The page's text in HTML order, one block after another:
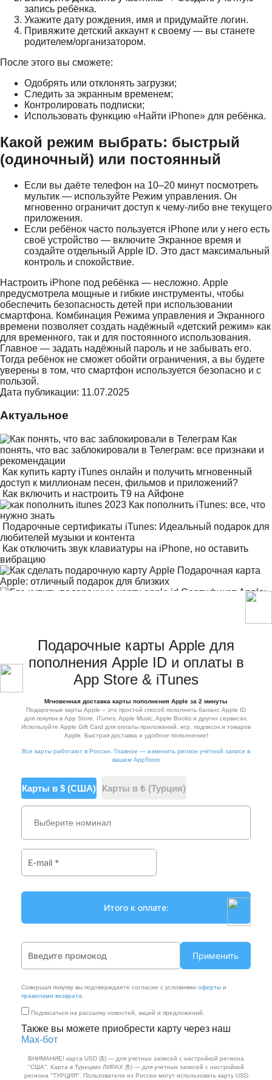
запись ребёнка.
Укажите дату рождения, имя и придумайте логин.
Привяжите детский аккаунт к своему — вы станете
родителем/организатором.
После этого вы сможете:
Одобрять или отклонять загрузки;
Следить за экранным временем;
Контролировать подписки;
Использовать функцию «Найти iPhone» для ребёнка.
Какой режим выбрать: быстрый
(одиночный) или постоянный
Если вы даёте телефон на 10–20 минут посмотреть
мультик — используйте Режим управления. Он
мгновенно ограничит доступ к чему-либо вне текущего
приложения.
Если ребёнок часто пользуется iPhone или у него есть
своё устройство — включите Экранное время и
создайте отдельный Apple ID. Это даст максимальный
контроль и спокойствие.
Настроить iPhone под ребёнка — несложно. Apple
предусмотрела мощные и гибкие инструменты, чтобы
обеспечить безопасность детей при использовании
смартфона. Комбинация Режима управления и Экранного
времени позволяет создать надёжный «детский режим» как
для временного, так и для постоянного использования.
Главное — задать надёжный пароль и не забывать его.
Тогда ребёнок не сможет обойти ограничения, а вы будете
уверены в том, что смартфон используется безопасно и с
пользой.
Дата публикации: 11.07.2025
Актуальное
Как
понять, что вас заблокировали в Телеграм: все признаки и
рекомендации
Как купить карту iTunes онлайн и получить мгновенный
доступ к миллионам песен, фильмов и приложений?
Как включить и настроить Т9 на Айфоне
Как пополнить iTunes: все, что
нужно знать
Подарочные сертификаты iTunes: Идеальный подарок для
любителей музыки и контента
Как отключить звук клавиатуры на iPhone, но оставить
вибрацию
Подарочная карта
Apple: отличный подарок для близких
Сертификат Apple:
Подарочные карты Apple для
пополнения Apple ID и оплаты в
App Store & iTunes
Мгновенная доставка карты пополнения Apple за 2 минуты
Подарочные карты Apple – это простой способ пополнить баланс Apple ID
для покупок в App Store, iTunes, Apple Music, Apple Books и других сервисах.
Используйте Apple Gift Card для оплаты приложений, игр, подписок и товаров
Apple. Быстрая доставка и удобное пополнение!
Все карты работают в России. Главное — изменить регион учётной записи в
вашем AppStore
Карты в $ (США) Карты в ₺ (Турция)
Выберите номинал
Применить
Совершая покупку вы подтверждаете согласие с условиями оферты и
правилами возврата
Подписаться на рассылку новостей, акций и предложений.
Также вы можете приобрести карту через наш
Max‑бот
ВНИМАНИЕ! карта USD ($) — для учетных записей с настройкой региона
"США". Карта в Турецких ЛИРАХ (₺) — для учетных записей с настройкой
региона "ТУРЦИЯ". Пользователи из России могут использовать карту USD